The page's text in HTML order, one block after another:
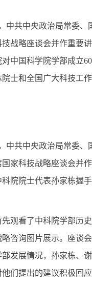
共中央政治局常委、
战略座谈会并作重要
中国科学院学部成立
士和全国广大科技工
共中央政治局常委、
家科技战略座谈会并
院院士代表孙家栋握
看了中科院学部历史
咨询图片展示。座谈
发展情况，孙家栋、
们提出的建议积极回